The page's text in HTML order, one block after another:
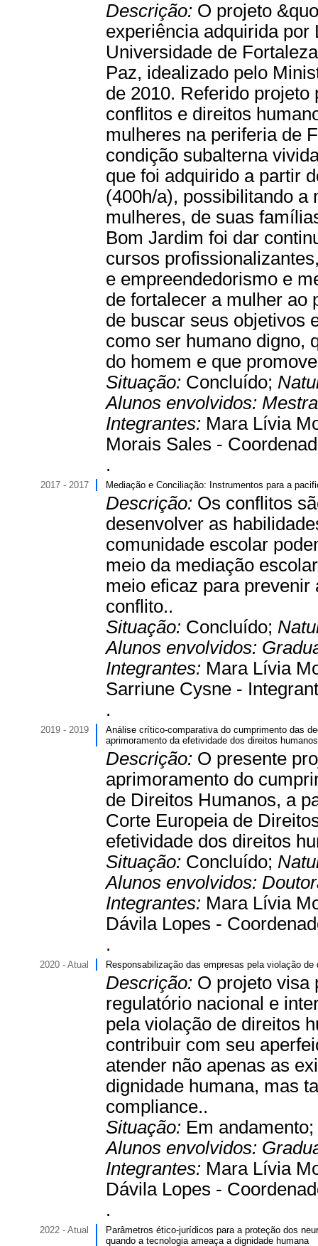
Descrição: O projeto
experiência adquirida por
Universidade de
Paz, idealizado pelo
de 2010. Referido
conflitos e direitos
mulheres na periferia de
condição subalterna
que foi adquirido a partir
(400h/a), possibilitando a
mulheres, de suas
Bom Jardim foi dar
cursos
e empreendedorismo e
de fortalecer a mulher ao
de buscar seus objetivos
como ser humano digno,
do homem e que
Situação: Concluído;
Alunos envolvidos:
Integrantes: Mara Lívia
Morais Sales -
.
2017 - 2017 Mediação e Conciliação: Instrumentos para a
Descrição: Os conflitos
desenvolver as
comunidade escolar
meio da mediação
meio eficaz para prevenir
conflito..
Situação: Concluído;
Alunos envolvidos:
Integrantes: Mara Lívia
Sarriune Cysne -
.
2019 - 2019
Análise crítico-comparativa do cumprimento das
aprimoramento da efetividade dos direitos
Descrição: O presente
aprimoramento do
de Direitos Humanos, a
Corte Europeia de
efetividade dos direitos
Situação: Concluído;
Alunos envolvidos:
Integrantes: Mara Lívia
Dávila Lopes -
.
2020 - Atual Responsabilização das empresas pela violação
Descrição: O projeto visa
regulatório nacional e
pela violação de direitos
contribuir com seu
atender não apenas as
dignidade humana, mas
compliance..
Situação: Em andamento;
Alunos envolvidos:
Integrantes: Mara Lívia
Dávila Lopes -
.
2022 - Atual
Parâmetros ético-jurídicos para a proteção dos
quando a tecnologia ameaça a dignidade humana